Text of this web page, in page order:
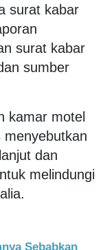
surat kabar
surat kabar
sumber
kamar motel
dan
melindungi
Sebabkan